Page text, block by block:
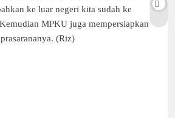
ke luar negeri kita sudah ke
MPKU juga mempersiapkan
(Riz)